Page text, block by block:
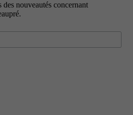
nouveautés concernant